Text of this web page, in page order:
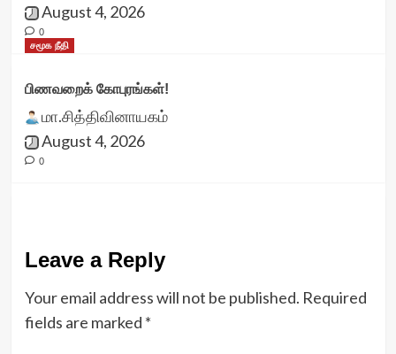
August 4, 2026
0
சமூக நீதி
பிணவறைக் கோபுரங்கள்!
மா.சித்திவினாயகம்
August 4, 2026
0
Leave a Reply
Your email address will not be published. Required
fields are marked *